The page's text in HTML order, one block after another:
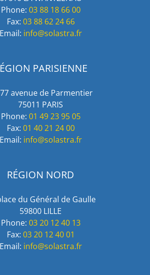
Phone: 03 88 18 66 00
Fax: 03 88 62 24 66
Email: info@solastra.fr
PARISIENNE
avenue de Parmentier
75011 PARIS
Phone: 01 49 23 95 05
Fax: 01 40 21 24 00
Email: info@solastra.fr
RÉGION NORD
du Général de Gaulle
59800 LILLE
Phone: 03 20 12 40 13
Fax: 03 20 12 40 01
Email: info@solastra.fr